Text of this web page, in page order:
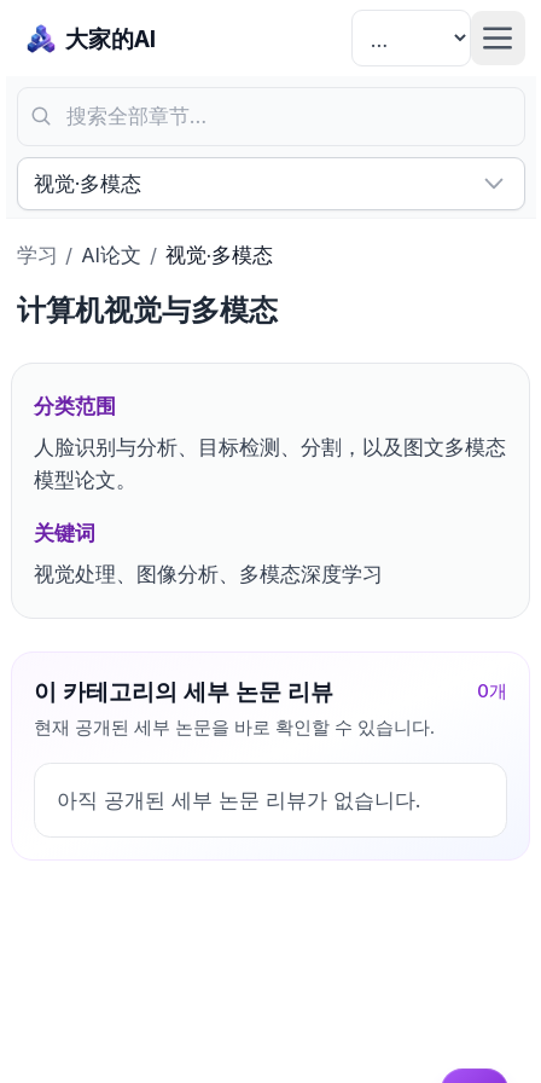
大家的AI
搜索全部章节…
视觉·多模态
学习 / AI论文 / 视觉·多模态
计算机视觉与多模态
分类范围
人脸识别与分析、目标检测、分割，以及图文多模态
模型论文。
关键词
视觉处理、图像分析、多模态深度学习
이 카테고리의 세부 논문 리뷰 0개
현재 공개된 세부 논문을 바로 확인할 수 있습니다.
아직 공개된 세부 논문 리뷰가 없습니다.